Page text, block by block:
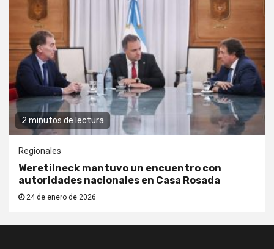
2 minutos de lectura
Regionales
Weretilneck mantuvo un encuentro con
autoridades nacionales en Casa Rosada
24 de enero de 2026